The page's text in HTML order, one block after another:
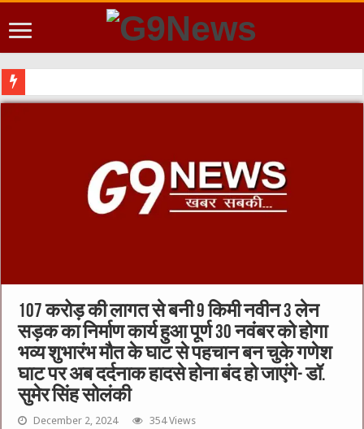
107 करोड़ की लागत से बनी 9 किमी नवीन 3 लेन
सड़क का निर्माण कार्य हुआ पूर्ण 30 नवंबर को होगा
भव्य शुभारंभ मौत के घाट से पहचान बन चुके गणेश
घाट पर अब दर्दनाक हादसे होना बंद हो जाएंगे- डॉ.
सुमेर सिंह सोलंकी
December 2, 2024 354 Views